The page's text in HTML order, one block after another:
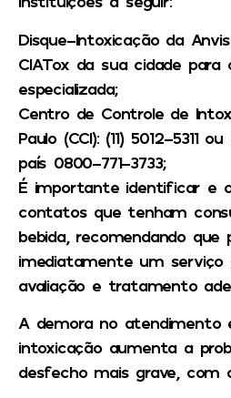
Disque-Intoxicação da
CIATox da sua cidade para
especializada;
Centro de Controle de
Paulo (CCI): (11) 5012-5311
país 0800-771-3733;
É importante identificar e
contatos que tenham
bebida, recomendando que
imediatamente um serviço
avaliação e tratamento
A demora no atendimento
intoxicação aumenta a
desfecho mais grave, com